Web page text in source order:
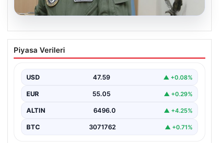
05.08.2026
Rafet Dalkıran kimdir? Yeni Hava
Kuvvetleri Komutanı Rafet Dalkıran’ın
Piyasa Verileri
USD 47.59 ▲ +0.08%
EUR 55.05 ▲ +0.29%
ALTIN 6496.0 ▲ +4.25%
BTC 3071762 ▲ +0.71%